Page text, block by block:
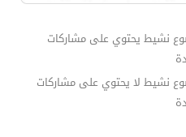
نشيط يحتوي على مشاركات
نشيط لا يحتوي على مشاركات